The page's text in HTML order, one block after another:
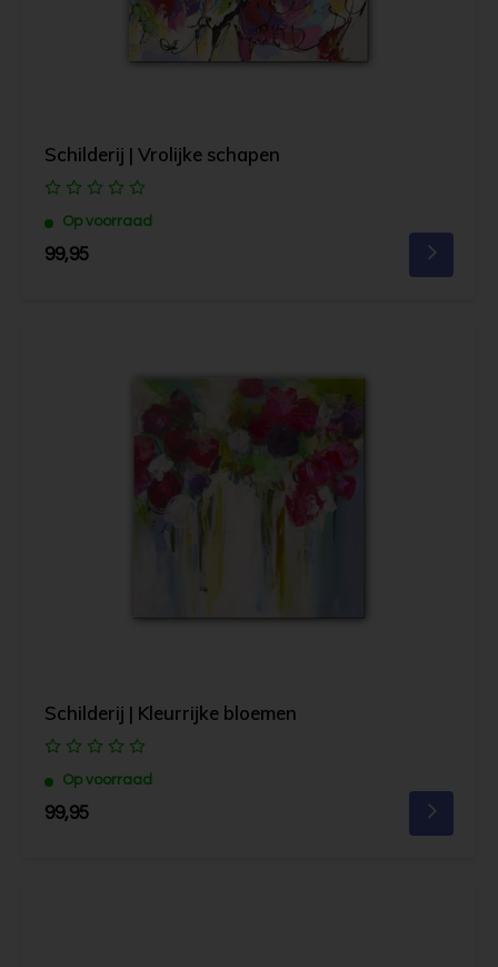
Schilderij | Vrolijke schapen
Op voorraad
99,95
Schilderij | Kleurrijke bloemen
Op voorraad
99,95